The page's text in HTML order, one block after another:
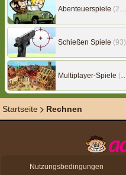
Abenteuerspiele (217)
Schießen Spiele (93)
Multiplayer-Spiele (149)
Startseite Rechnen
Nutzungsbedingungen